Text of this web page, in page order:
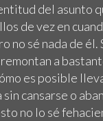
del asunto
de vez en
no sé nada de
a
es posible
cansarse o
no lo sé